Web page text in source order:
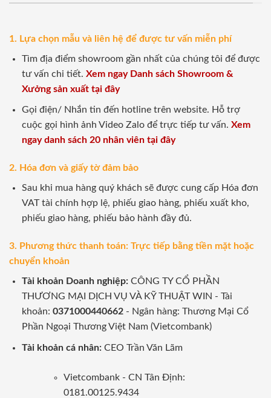
1. Lựa chọn mẫu và liên hệ để được tư vấn miễn phí
Tìm địa điểm showroom gần nhất của chúng tôi để được
tư vấn chi tiết. Xem ngay Danh sách Showroom &
Xưởng sản xuất tại đây
Gọi điện/ Nhắn tin đến hotline trên website. Hỗ trợ
cuộc gọi hình ảnh Video Zalo để trực tiếp tư vấn. Xem
ngay danh sách 20 nhân viên tại đây
2. Hóa đơn và giấy tờ đảm bảo
Sau khi mua hàng quý khách sẽ được cung cấp Hóa đơn
VAT tài chính hợp lệ, phiếu giao hàng, phiếu xuất kho,
phiếu giao hàng, phiếu bảo hành đầy đủ.
3. Phương thức thanh toán: Trực tiếp bằng tiền mặt hoặc
chuyển khoản
Tài khoản Doanh nghiệp:CÔNG TY CỔ PHẦN
THƯƠNG MẠI DỊCH VỤ VÀ KỸ THUẬT WIN - Tài
khoản: 0371000440662- Ngân hàng: Thương Mại Cổ
Phần Ngoại Thương Việt Nam (Vietcombank)
Tài khoản cá nhân: CEO Trần Văn Lãm
Vietcombank - CN Tân Định:
0181.00125.9434